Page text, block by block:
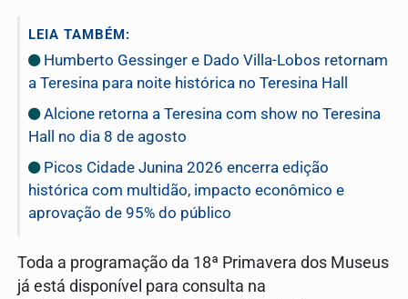
LEIA TAMBÉM:
Humberto Gessinger e Dado Villa-Lobos retornam
a Teresina para noite histórica no Teresina Hall
Alcione retorna a Teresina com show no Teresina
Hall no dia 8 de agosto
Picos Cidade Junina 2026 encerra edição
histórica com multidão, impacto econômico e
aprovação de 95% do público
Toda a programação da 18ª Primavera dos Museus
já está disponível para consulta na